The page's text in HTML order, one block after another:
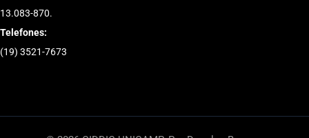
13.083-870.
Telefones:
(19) 3521-7673